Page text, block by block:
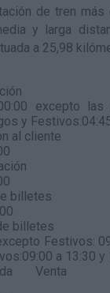
de tren
y larga
a 25,98
excepto
y
al cliente
billetes
billetes
Festivos:
a 13:30 y
Venta